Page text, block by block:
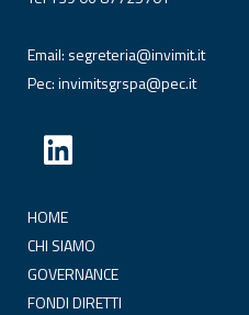
Email: segreteria@invimit.it
Pec:invimitsgrspa@pec.it
HOME
CHI SIAMO
GOVERNANCE
FONDI DIRETTI